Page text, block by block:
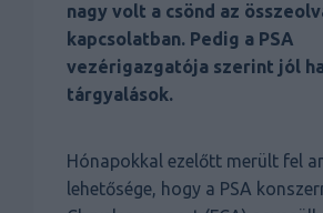
nagy volt a csönd az
kapcsolatban. Pedig a PSA
vezérigazgatója szerint jól
tárgyalások.
Hónapokkal ezelőtt merült fel
lehetősége, hogy a PSA